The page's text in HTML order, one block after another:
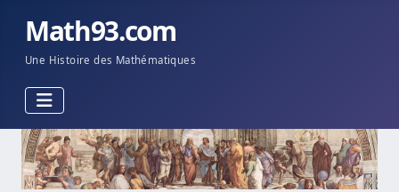
Math93.com
Une Histoire des Mathématiques